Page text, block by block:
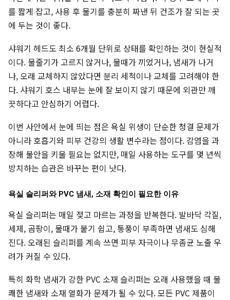
를 짧게 잡고, 사용 후 물기를 충분히 짜낸 뒤 건조가 잘 되는 곳
에 두는 것이 좋다.
샤워기 헤드도 최소 6개월 단위로 상태를 확인하는 것이 현실적
이다. 물줄기가 고르지 않거나, 물때가 끼었거나, 냄새가 나거
나, 오래 교체하지 않았다면 분리 세척이나 교체를 고려해야 한
다. 샤워기 호스 내부는 눈에 잘 보이지 않기 때문에 외관만 깨
끗하다고 안심하기 어렵다.
이번 사안에서 눈에 띄는 점은 욕실 위생이 단순한 청결 문제가
아니라 호흡기와 피부 건강의 생활 변수라는 점이다. 감염을 과
장해 불안을 키울 필요는 없지만, 매일 사용하는 도구를 몇 년씩
방치하는 습관은 바꾸는 편이 낫다.
욕실 슬리퍼와 PVC 냄새, 소재 확인이 필요한 이유
욕실 슬리퍼는 매일 젖고 마르는 과정을 반복한다. 발바닥 각질,
세제, 곰팡이, 물때가 붙기 쉽고, 통풍이 부족하면 냄새도 심해
진다. 오래된 슬리퍼를 계속 쓰면 피부 자극이나 무좀균 노출 우
려가 커질 수 있다.
특히 화학 냄새가 강한 PVC 소재 슬리퍼는 오래 사용했을 때 불
쾌한 냄새와 소재 열화가 문제가 될 수 있다. 모든 PVC 제품이